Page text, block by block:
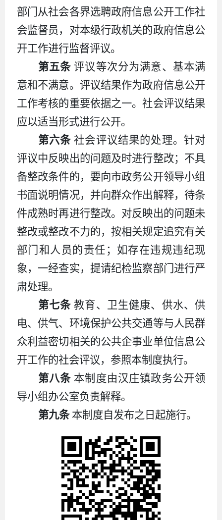
部门从社会各界选聘政府信息公开工作社
会监督员，对本级行政机关的政府信息公
开工作进行监督评议。
第五条 评议等次分为满意、基本满
意和不满意。评议结果作为政府信息公开
工作考核的重要依据之一。社会评议结果
应以适当形式进行公开。
第六条 社会评议结果的处理。针对
评议中反映出的问题及时进行整改；不具
备整改条件的，要向市政务公开领导小组
书面说明情况，并向群众作出解释，待条
件成熟时再进行整改。对反映出的问题未
整改或整改不力的，按相关规定追究有关
部门和人员的责任；如存在违规违纪现
象，一经查实，提请纪检监察部门进行严
肃处理。
第七条 教育、卫生健康、供水、供
电、供气、环境保护公共交通等与人民群
众利益密切相关的公共企事业单位信息公
开工作的社会评议，参照本制度执行。
第八条 本制度由汉庄镇政务公开领
导小组办公室负责解释。
第九条 本制度自发布之日起施行。